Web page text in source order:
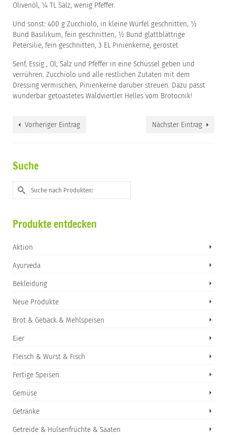
Olivenöl, ¼ TL Salz, wenig Pfeffer.
Und sonst: 400 g Zucchiolo, in kleine Würfel geschnitten, ½
Bund Basilikum, fein geschnitten, ½ Bund glattblättrige
Petersilie, fein geschnitten, 3 EL Pinienkerne, geröstet
Senf, Essig , Öl, Salz und Pfeffer in eine Schüssel geben und
verrühren. Zucchiolo und alle restlichen Zutaten mit dem
Dressing vermischen, Pinienkerne darüber streuen. Dazu passt
wunderbar getoastetes Waldviertler Helles vom Brotocnik!
Vorheriger Eintrag Nächster Eintrag
Suche
Suche
nach:
Produkte entdecken
Aktion
Ayurveda
Bekleidung
Neue Produkte
Brot & Gebäck & Mehlspeisen
Eier
Fleisch & Wurst & Fisch
Fertige Speisen
Gemüse
Getränke
Getreide & Hülsenfrüchte & Saaten